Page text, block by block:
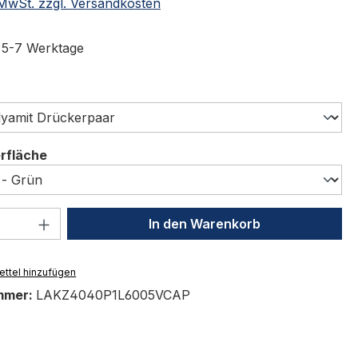
7 Werktage
auswählen
Anzahl: Gib den gewünschten Wert
In den Warenkorb
hinzufügen
LAKZ4040P1L6005VCAP